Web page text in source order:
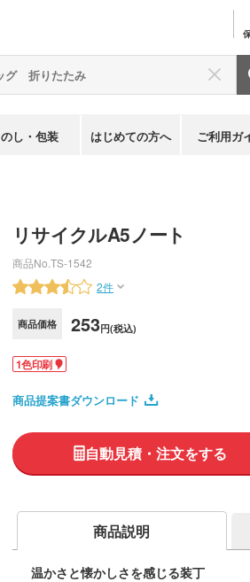
のし・包装 はじめての方へ ご利用ガ
リサイクルA5ノート
商品No. TS-1542
2件
商品価格 253円(税込)
1色印刷
商品提案書ダウンロード
自動見積・注文をする
商品説明
温かさと懐かしさを感じる装丁